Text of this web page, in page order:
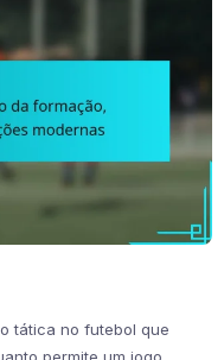
tática no futebol que
permite um jogo